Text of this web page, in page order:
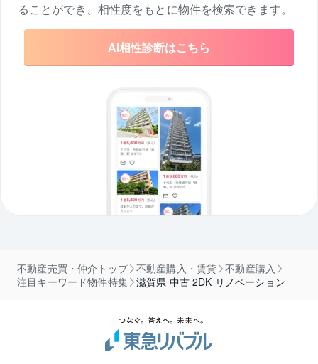
ることができ、相性度をもとに物件を検索できます。
AI相性診断はこちら
不動産売買・仲介トップ 不動産購入・賃貸
不動産購入
注目キーワード物件特集
滋賀県 中古 2DK リノベーション